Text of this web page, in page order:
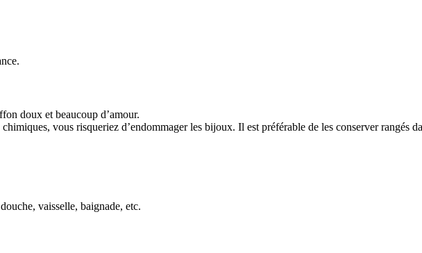
doux et beaucoup d’amour.
vous risqueriez d’endommager les bijoux. Il est préférable de les conserver rangés
vaisselle, baignade, etc.